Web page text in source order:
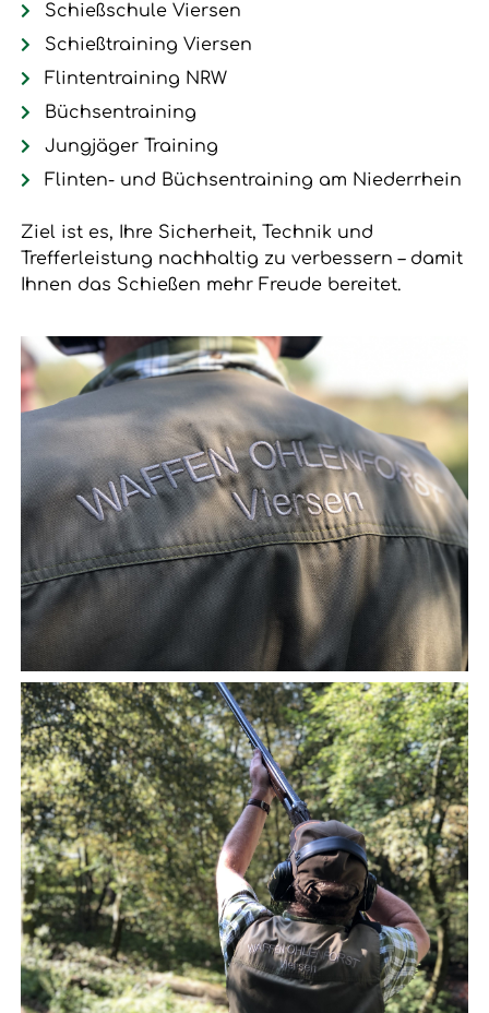
Schießschule Viersen
Schießtraining Viersen
Flintentraining NRW
Büchsentraining
Jungjäger Training
Flinten- und Büchsentraining am Niederrhein
Ziel ist es, Ihre Sicherheit, Technik und
Trefferleistung nachhaltig zu verbessern – damit
Ihnen das Schießen mehr Freude bereitet.